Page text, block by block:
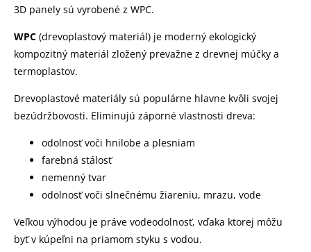
3D panely sú vyrobené z WPC.
WPC (drevoplastový materiál) je moderný ekologický
kompozitný materiál zložený prevažne z drevnej múčky a
termoplastov.
Drevoplastové materiály sú populárne hlavne kvôli svojej
bezúdržbovosti. Eliminujú záporné vlastnosti dreva:
odolnosť voči hnilobe a plesniam
farebná stálosť
nemenný tvar
odolnosť voči slnečnému žiareniu, mrazu, vode
Veľkou výhodou je práve vodeodolnosť, vďaka ktorej môžu
byť v kúpeľni na priamom styku s vodou.